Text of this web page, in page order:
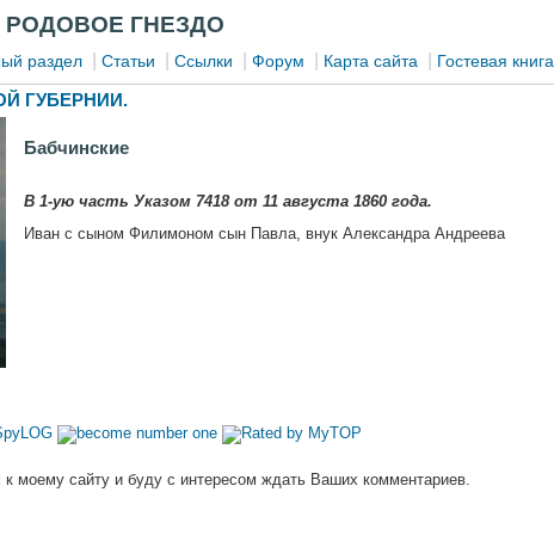
РОДОВОЕ ГНЕЗДО
раздел Статьи Ссылки Форум Карта сайта Гостевая книга
ГУБЕРНИИ.
Бабчинские
В 1-ую часть Указом 7418 от 11 августа 1860 года.
Иван с сыном Филимоном сын Павла, внук Александра Андреева
к моему сайту и буду с интересом ждать Ваших комментариев.